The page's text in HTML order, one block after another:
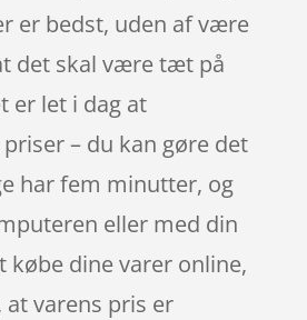
er bedst, uden af være
det skal være tæt på
er let i dag at
– du kan gøre det
har fem minutter, og
eller med din
købe dine varer online,
varens pris er